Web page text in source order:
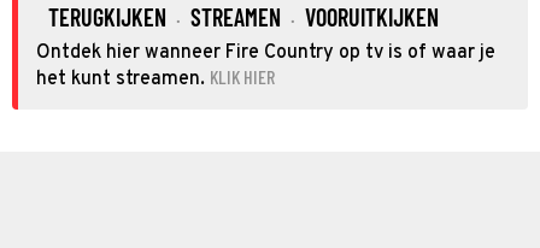
TERUGKIJKEN · STREAMEN · VOORUITKIJKEN
Ontdek hier wanneer Fire Country op tv is of waar je
het kunt streamen. KLIK HIER